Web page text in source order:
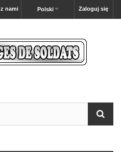
Zaloguj się
Polski
nami